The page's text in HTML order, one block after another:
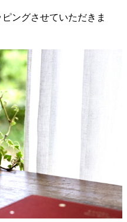
ングさせていただきま